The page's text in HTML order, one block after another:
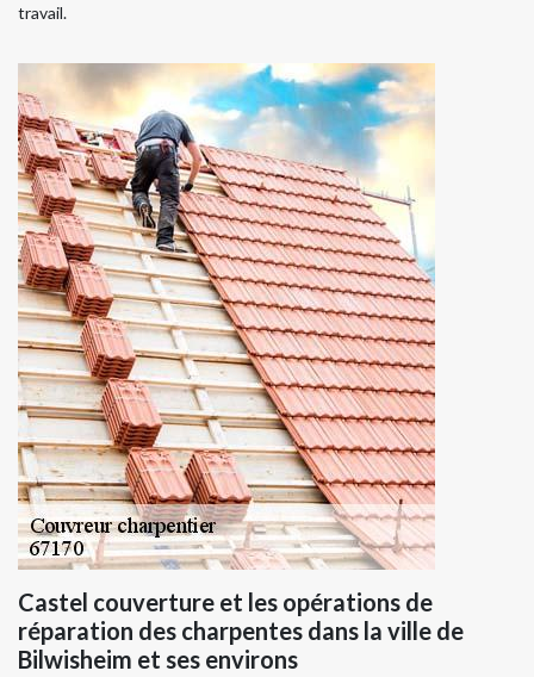
travail.
Castel couverture et les opérations de
réparation des charpentes dans la ville de
Bilwisheim et ses environs